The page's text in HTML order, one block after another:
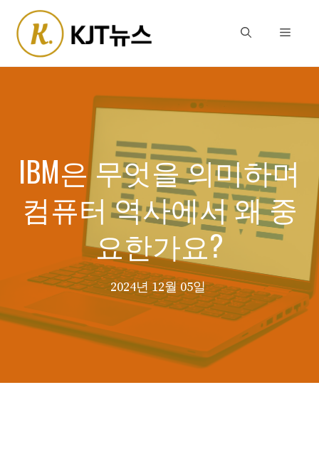
content
Menu
IBM은 무엇을 의미하며
컴퓨터 역사에서 왜 중
요한가요?
2024년 12월 05일